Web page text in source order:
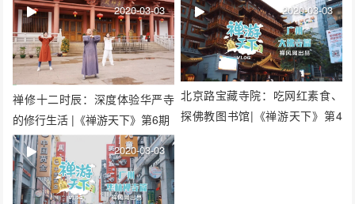
禅修十二时辰：深度体验华严寺
的修行生活 |《禅游天下》第6期
2020-03-03
北京路宝藏寺院：吃网红素食、
探佛教图书馆|《禅游天下》第4
2020-03-03
2020-03-03